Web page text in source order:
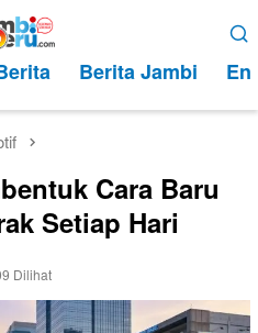
Berita Jambi
Cara Baru
Setiap Hari
Dilihat